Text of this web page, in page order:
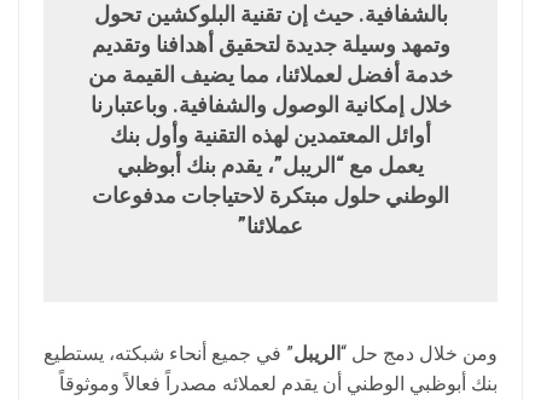
بالشفافية. حيث إن تقنية البلوكشين تحول
وتمهد وسيلة جديدة لتحقيق أهدافنا وتقديم
خدمة أفضل لعملائنا، مما يضيف القيمة من
خلال إمكانية الوصول والشفافية. وباعتبارنا
أوائل المعتمدين لهذه التقنية وأول بنك
يعمل مع “الريبل”، يقدم بنك أبوظبي
الوطني حلول مبتكرة لاحتياجات مدفوعات
عملائنا”
ومن خلال دمج حل “الريبل” في جميع أنحاء شبكته، يستطيع
بنك أبوظبي الوطني أن يقدم لعملائه مصدراً فعالاً وموثوقاً